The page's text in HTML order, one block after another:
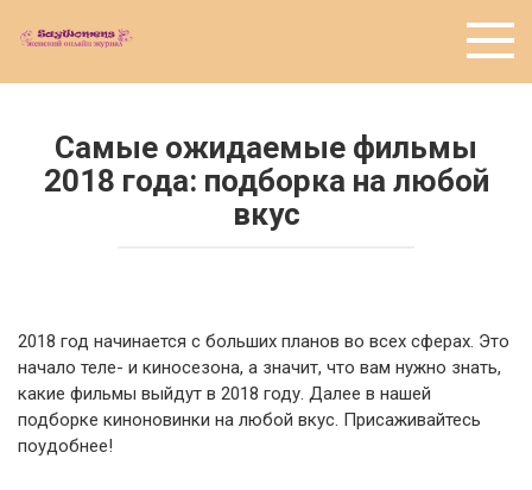
Самые ожидаемые фильмы
2018 года: подборка на любой
вкус
2018 год начинается с больших планов во всех сферах. Это
начало теле- и киносезона, а значит, что вам нужно знать,
какие фильмы выйдут в 2018 году. Далее в нашей
подборке киноновинки на любой вкус. Присаживайтесь
поудобнее!